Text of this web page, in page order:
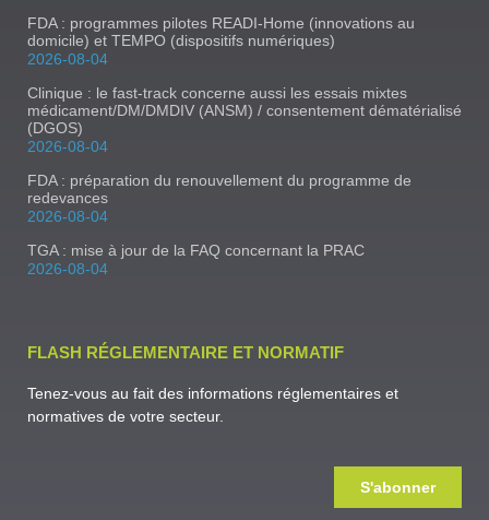
FDA : programmes pilotes READI-Home (innovations au
domicile) et TEMPO (dispositifs numériques)
2026-08-04
Clinique : le fast-track concerne aussi les essais mixtes
médicament/DM/DMDIV (ANSM) / consentement dématérialisé
(DGOS)
2026-08-04
FDA : préparation du renouvellement du programme de
redevances
2026-08-04
TGA : mise à jour de la FAQ concernant la PRAC
2026-08-04
FLASH RÉGLEMENTAIRE ET NORMATIF
Tenez-vous au fait des informations réglementaires et
normatives de votre secteur.
S'abonner